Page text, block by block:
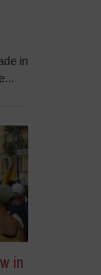
in
in